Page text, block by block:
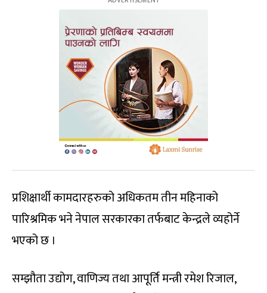
प्रशिक्षार्थी कामदारहरुको अधिकतम तीन महिनाको
पारिश्रमिक भने नेपाल सरकारका तर्फबाट केन्द्रले व्यहोर्ने
भएको छ ।
सम्झौता उद्योग, वाणिज्य तथा आपूर्ति मन्त्री रमेश रिजाल,